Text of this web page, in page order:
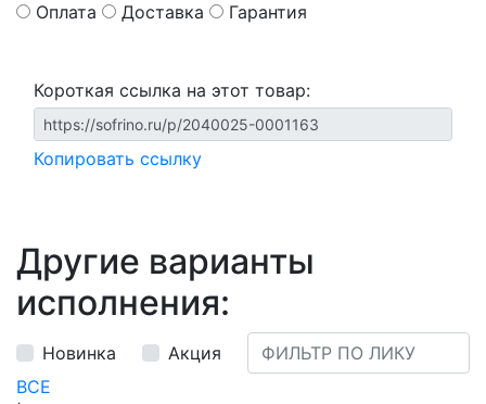
Оплата Доставка Гарантия
Короткая ссылка на этот товар:
Копировать ссылку
Другие варианты
исполнения:
Новинка
Акция
ВСЕ